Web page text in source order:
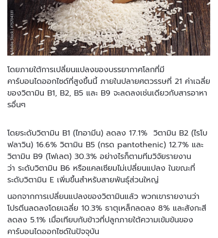
โดยภายใต้การเปลี่ยนแปลงของบรรยากาศโลกที่มี
คาร์บอนไดออกไซด์ที่สูงขึ้นนี้ ภายในปลายศตวรรษที่ 21 ค่าเฉลี่ย
ของวิตามิน B1, B2, B5 และ B9 จะลดลงเช่นเดียวกับสารอาหา
รอื่นๆ
โดยระดับวิตามิน B1 (ไทอามีน) ลดลง 17.1% วิตามิน B2 (ไรโบ
ฟลาวิน) 16.6% วิตามิน B5 (กรด pantothenic) 12.7% และ
วิตามิน B9 (โฟเลต) 30.3% อย่างไรก็ตามทีมวิจัยรายงาน
ว่า ระดับวิตามิน B6 หรือแคลเซียมไม่เปลี่ยนแปลง ในขณะที่
ระดับวิตามิน E เพิ่มขึ้นสำหรับสายพันธุ์ส่วนใหญ่
นอกจากการเปลี่ยนแปลงของวิตามินแล้ว พวกเขารายงานว่า
โปรตีนลดลงโดยเฉลี่ย 10.3% ธาตุเหล็กลดลง 8% และสังกะสี
ลดลง 5.1% เมื่อเทียบกับข้าวที่ปลูกภายใต้ความเข้มข้นของ
คาร์บอนไดออกไซด์ในปัจจุบัน